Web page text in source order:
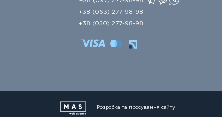
+38 (063) 277-98-98
+38 (050) 277-98-98
Розробка та просування сайту